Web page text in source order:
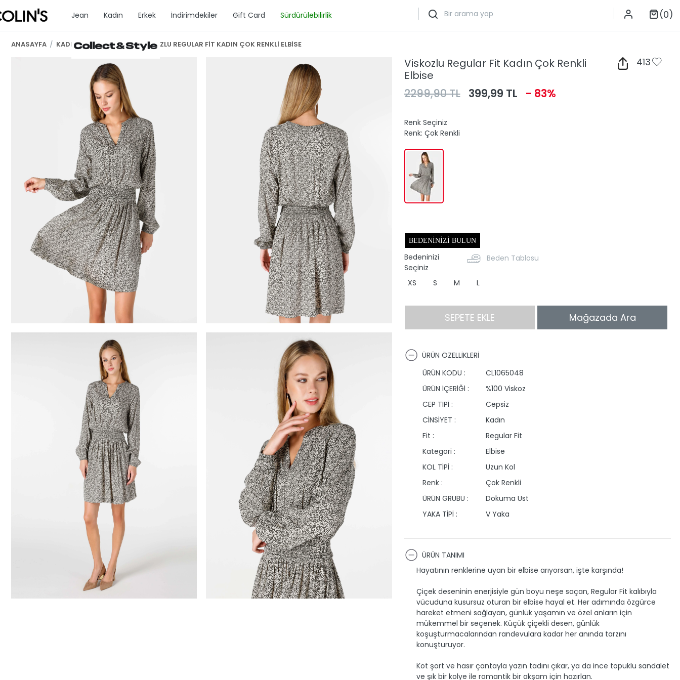
Jean Kadın Erkek İndirimdekiler Gift Card Sürdürülebilirlik (0)
ANASAYFA / KADIN GİYİM / ELBİSE / VİSKOZLU REGULAR FİT KADIN ÇOK RENKLİ ELBİSE
Viskozlu Regular Fit Kadın Çok Renkli
Elbise
413
2299,90 TL 399,99 TL - 83%
Renk Seçiniz
Renk: Çok Renkli
BEDENINIZI BULUN
Bedeninizi
Seçiniz
Beden Tablosu
XS S M L
SEPETE EKLE Mağazada Ara
ÜRÜN ÖZELLİKLERİ
ÜRÜN KODU :
CL1065048
ÜRÜN İÇERİĞİ :
%100 Viskoz
CEP TİPİ :
Cepsiz
CİNSİYET :
Kadın
Fit :
Regular Fit
Kategori :
Elbise
KOL TİPİ :
Uzun Kol
Renk :
Çok Renkli
ÜRÜN GRUBU :
Dokuma Ust
YAKA TİPİ :
V Yaka
ÜRÜN TANIMI
Hayatının renklerine uyan bir elbise arıyorsan, işte karşında!
Çiçek deseninin enerjisiyle gün boyu neşe saçan, Regular Fit kalıbıyla
vücuduna kusursuz oturan bir elbise hayal et. Her adımında özgürce
hareket etmeni sağlayan, günlük yaşamın ve özel anların için
mükemmel bir seçenek. Küçük çiçekli desen, günlük
koşuşturmacalarından randevulara kadar her anında tarzını
konuşturuyor.
Kot şort ve hasır çantayla yazın tadını çıkar, ya da ince topuklu sandalet
ve şık bir kolye ile romantik bir akşam için hazırlan.